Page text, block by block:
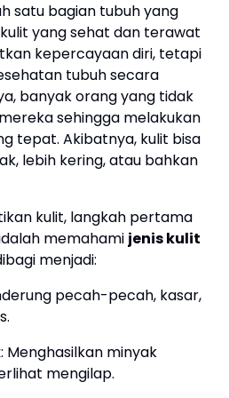
satu bagian tubuh yang
yang sehat dan terawat
kepercayaan diri, tetapi
tubuh secara
banyak orang yang tidak
sehingga melakukan
tepat. Akibatnya, kulit bisa
lebih kering, atau bahkan
kulit, langkah pertama
memahami jenis kulit
menjadi:
pecah-pecah, kasar,
: Menghasilkan minyak
mengilap.